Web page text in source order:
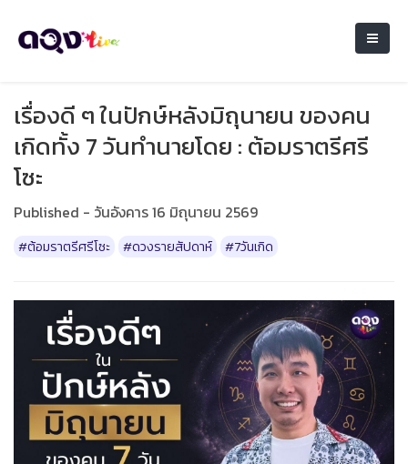
เรื่องดี ๆ ในปักษ์หลังมิถุนายน ของคน
เกิดทั้ง 7 วันทำนายโดย : ต้อมราตรีศรี
โซะ
Published - วันอังคาร 16 มิถุนายน 2569
#ต้อมราตรีศรีโซะ #ดวงรายสัปดาห์ #7วันเกิด